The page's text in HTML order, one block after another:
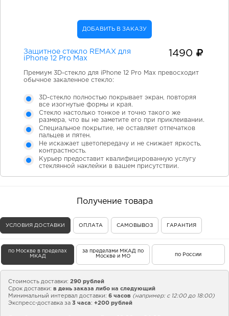
ДОБАВИТЬ В ЗАКАЗУ
Защитное стекло REMAX для
iPhone 12 Pro Max
1490
Премиум 3D-стекло для iPhone 12 Pro Max превосходит
обычное закаленное стекло:
3D-стекло полностью покрывает экран, повторяя
все изогнутые формы и края.
Стекло настолько тонкое и точно такого же
размера, что вы не заметите его при приклеивании.
Специальное покрытие, не оставляет отпечатков
пальцев и пятен.
Не искажает цветопередачу и не снижает яркость,
контрастность.
Курьер предоставит квалифицированную услугу
стеклянной наклейки в вашем присутствии.
Получение товара
УСЛОВИЯ ДОСТАВКИ ОПЛАТА САМОВЫВОЗ ГАРАНТИЯ
по Москве в пределах
МКАД
за пределами МКАД по
Москве и МО
по России
Стоимость доставки: 290 рублей
Срок доставки: в день заказа либо на следующий
Минимальный интервал доставки: 6 часов (например: с 12:00 до 18:00)
Экспресс-доставка за 3 часа : +200 рублей